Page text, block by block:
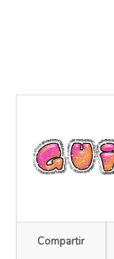
Compartir